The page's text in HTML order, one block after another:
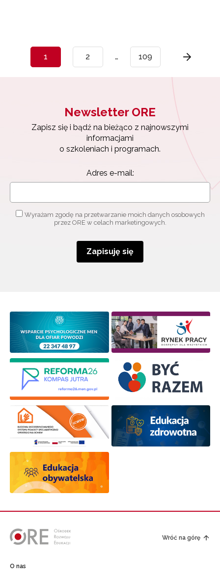
1 2 … 109
Newsletter ORE
Zapisz się i bądź na bieżąco z najnowszymi
informacjami
o szkoleniach i programach.
Adres e-mail:
Wyrażam zgodę na przetwarzanie moich danych osobowych
przez ORE w celach marketingowych.
Zapisuję się
Wróć na górę
O nas